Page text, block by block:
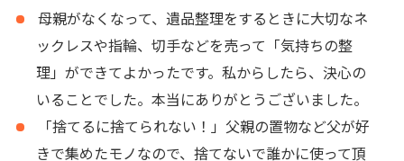
母親がなくなって、遺品整理をするときに大切なネ
ックレスや指輪、切手などを売って「気持ちの整
理」ができてよかったです。私からしたら、決心の
いることでした。本当にありがとうございました。
「捨てるに捨てられない！」父親の置物など父が好
きで集めたモノなので、捨てないで誰かに使って頂